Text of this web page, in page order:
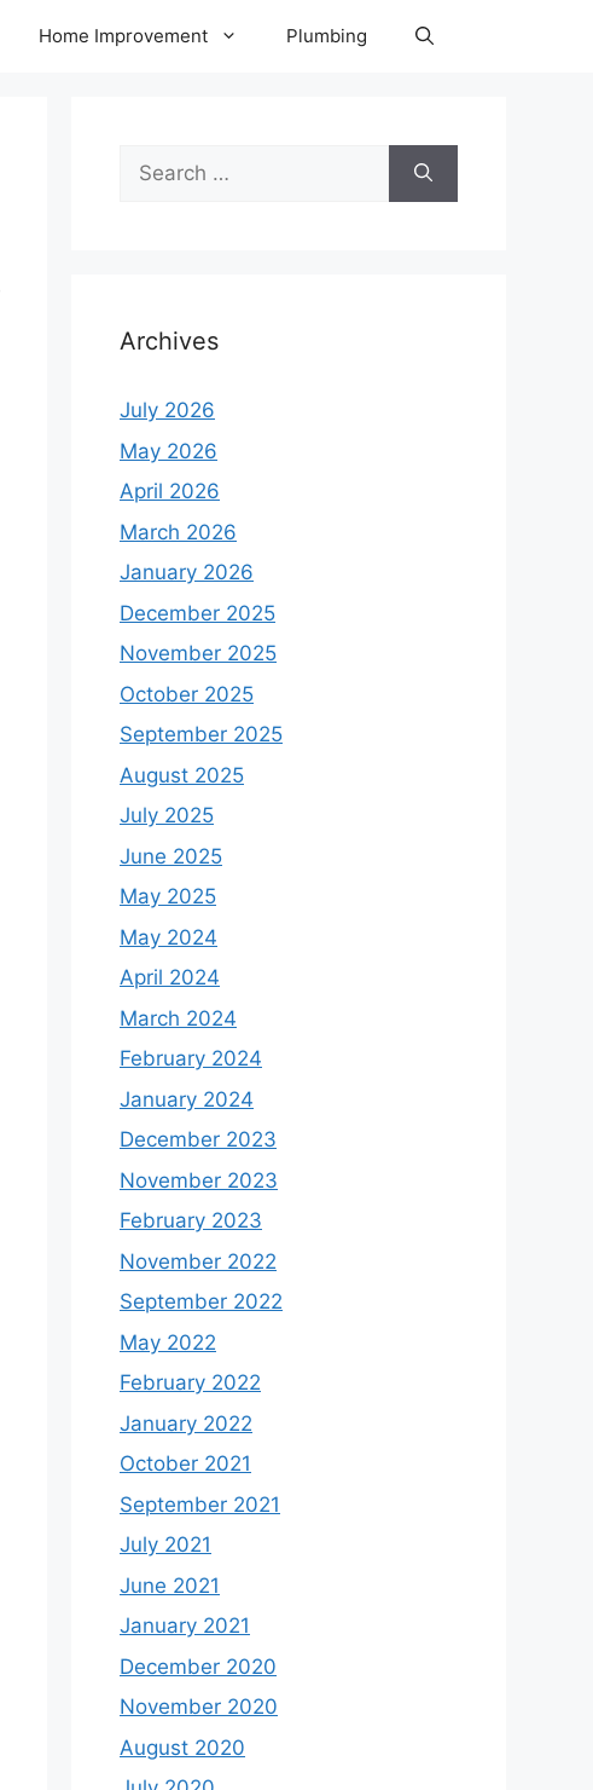
Home Improvement Plumbing
Search
for:
Archives
July 2026
May 2026
April 2026
March 2026
January 2026
December 2025
November 2025
October 2025
September 2025
August 2025
July 2025
June 2025
May 2025
May 2024
April 2024
March 2024
February 2024
January 2024
December 2023
November 2023
February 2023
November 2022
September 2022
May 2022
February 2022
January 2022
October 2021
September 2021
July 2021
June 2021
January 2021
December 2020
November 2020
August 2020